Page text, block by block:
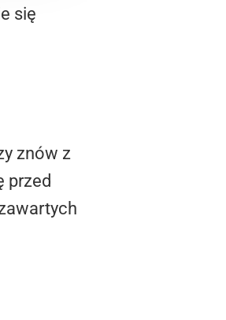
się
znów z
przed